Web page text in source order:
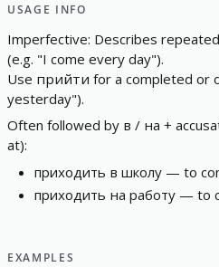
USAGE INFO
Imperfective: Describes repeated
(e.g. "I come every day").
Use прийти for a completed or
yesterday").
Often followed by в / на + accusa
at):
приходить в школу — to co
приходить на работу — to
EXAMPLES